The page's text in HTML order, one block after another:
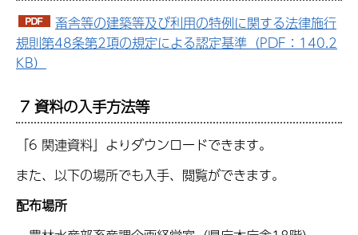
畜舎等の建築等及び利用の特例に関する法律施行
規則第48条第2項の規定による認定基準（PDF：140.2
KB）
7 資料の入手方法等
「6 関連資料」よりダウンロードできます。
また、以下の場所でも入手、閲覧ができます。
配布場所